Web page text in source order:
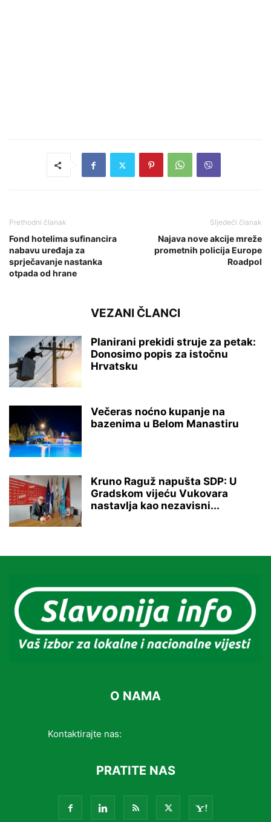
Prethodni članak
Fond hotelima sufinancira
nabavu uređaja za
sprječavanje nastanka
otpada od hrane
Sljedeći članak
Najava nove akcije mreže
prometnih policija Europe
Roadpol
VEZANI ČLANCI
Planirani prekidi struje za petak:
Donosimo popis za istočnu
Hrvatsku
Večeras noćno kupanje na
bazenima u Belom Manastiru
Kruno Raguž napušta SDP: U
Gradskom vijeću Vukovara
nastavlja kao nezavisni...
O NAMA
Kontaktirajte nas:
PRATITE NAS